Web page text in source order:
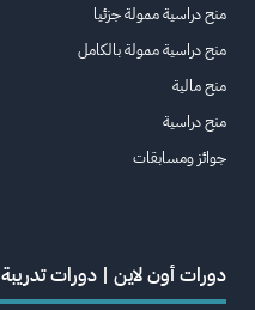
منح دراسية ممولة جزئيا
منح دراسية ممولة بالكامل
منح مالية
منح دراسية
جوائز ومسابقات
دورات أون لاين | دورات تدريبة